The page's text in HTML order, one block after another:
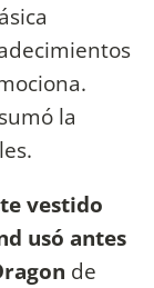
la
vestido
usó antes
de